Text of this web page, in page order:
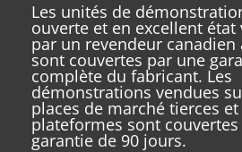
Les unités de
ouverte et en excellent état
par un revendeur canadien
sont couvertes par une
complète du fabricant. Les
démonstrations vendues
places de marché tierces et
plateformes sont
garantie de 90 jours.